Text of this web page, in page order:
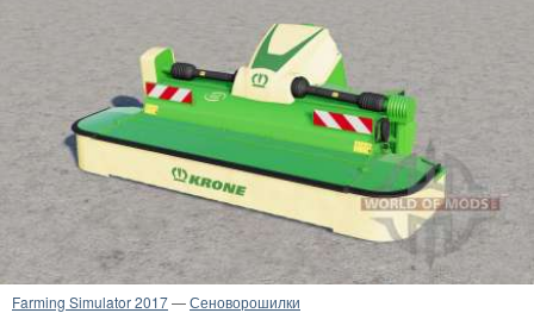
Farming Simulator 2017—Сеноворошилки